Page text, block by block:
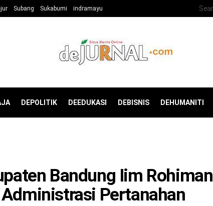
Subang Sukabumi indramayu
DEPOLITIK DEEDUKASI DEBISNIS DEHUMANITI
Bandung Iim Rohiman
Pertanahan